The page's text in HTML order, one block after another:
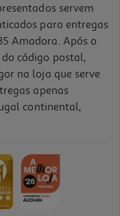
Grey
servem
para entregas
Amadora. Após o
código postal,
na loja que serve
apenas
continental,